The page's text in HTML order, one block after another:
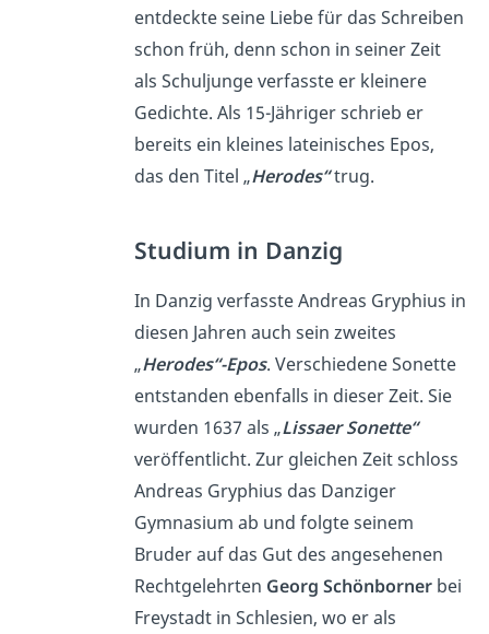
entdeckte seine Liebe für das Schreiben
schon früh, denn schon in seiner Zeit
als Schuljunge verfasste er kleinere
Gedichte. Als 15-Jähriger schrieb er
bereits ein kleines lateinisches Epos,
das den Titel „Herodes“trug.
Studium in Danzig
In Danzig verfasste Andreas Gryphius in
diesen Jahren auch sein zweites
„Herodes“-Epos. Verschiedene Sonette
entstanden ebenfalls in dieser Zeit. Sie
wurden 1637 als „Lissaer Sonette“
veröffentlicht. Zur gleichen Zeit schloss
Andreas Gryphius das Danziger
Gymnasium ab und folgte seinem
Bruder auf das Gut des angesehenen
Rechtgelehrten Georg Schönborner bei
Freystadt in Schlesien, wo er als